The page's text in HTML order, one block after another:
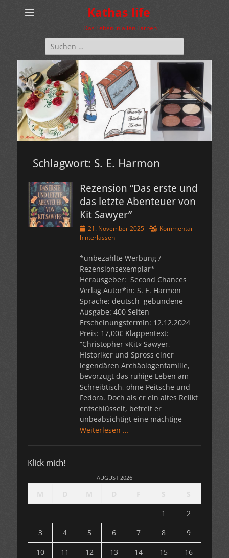
Kathas life
Das Leben in allen Farben
Suchen
nach:
Schlagwort: S. E. Harmon
Rezension “Das erste und
das letzte Abenteuer von
Kit Sawyer”
Veröffentlicht
am
21. November 2025
Kommentar
hinterlassen
*unbezahlte Werbung /
Rezensionsexemplar*
Herausgeber: ‎ Second Chances
Verlag Autor*in: S. E. Harmon
Sprache: deutsch gebundene
Ausgabe: 400 Seiten
Erscheinungstermin: 12.12.2024
Preis: 17,00€ Klappentext:
“Christopher »Kit« Sawyer,
Historiker und Spross einer
legendären Archäologenfamilie,
bevorzugt das ruhige Leben am
Schreibtisch, ohne Peitsche und
Fedora. Doch als er ein altes Relikt
entschlüsselt, befreit er
unbeabsichtigt eine mächtige
Weiterlesen …
Klick mich!
AUGUST 2026
1
2
3
4 5 6 7 8
9
10
11 12 13 14 15
16